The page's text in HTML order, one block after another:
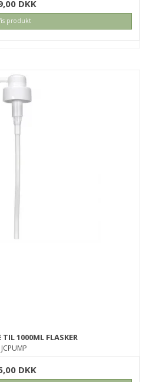
DKK
produkt
TIL 1000ML FLASKER
JCPUMP
DKK